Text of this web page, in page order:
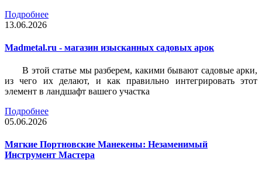
Подробнее
13.06.2026
Madmetal.ru - магазин изысканных садовых арок
В этой статье мы разберем, какими бывают садовые арки,
из чего их делают, и как правильно интегрировать этот
элемент в ландшафт вашего участка
Подробнее
05.06.2026
Мягкие Портновские Манекены: Незаменимый
Инструмент Мастера